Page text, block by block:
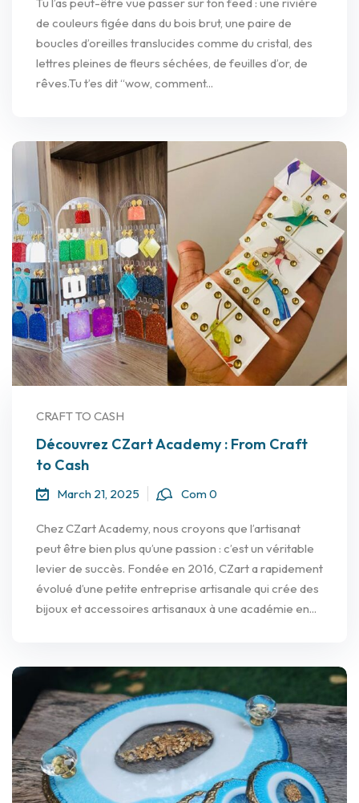
de couleurs figée dans du bois brut, une paire de
boucles d’oreilles translucides comme du cristal, des
lettres pleines de fleurs séchées, de feuilles d’or, de
rêves.Tu t’es dit “wow, comment...
CRAFT TO CASH
Découvrez CZart Academy : From Craft
to Cash
March 21, 2025 Com 0
Chez CZart Academy, nous croyons que l’artisanat
peut être bien plus qu’une passion : c’est un véritable
levier de succès. Fondée en 2016, CZart a rapidement
évolué d’une petite entreprise artisanale qui crée des
bijoux et accessoires artisanaux à une académie en...